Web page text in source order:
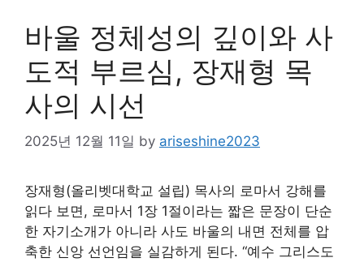
바울 정체성의 깊이와 사
도적 부르심, 장재형 목
사의 시선
2025년 12월 11일 by ariseshine2023
장재형(올리벳대학교 설립) 목사의 로마서 강해를
읽다 보면, 로마서 1장 1절이라는 짧은 문장이 단순
한 자기소개가 아니라 사도 바울의 내면 전체를 압
축한 신앙 선언임을 실감하게 된다. “예수 그리스도